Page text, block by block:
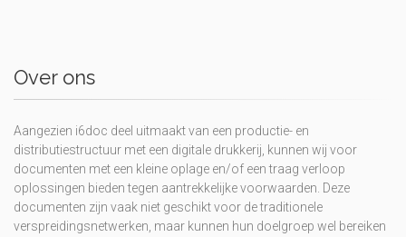
Over ons
Aangezien i6doc deel uitmaakt van een productie- en
distributiestructuur met een digitale drukkerij, kunnen wij voor
documenten met een kleine oplage en/of een traag verloop
oplossingen bieden tegen aantrekkelijke voorwaarden. Deze
documenten zijn vaak niet geschikt voor de traditionele
verspreidingsnetwerken, maar kunnen hun doelgroep wel bereiken